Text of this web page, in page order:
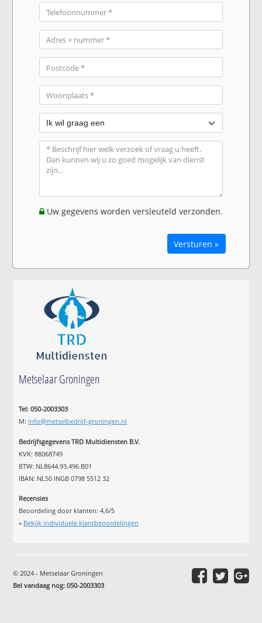
Uw gegevens worden versleuteld verzonden.
Versturen »
Metselaar Groningen
Tel: 050-2003303
M: info@metselbedrijf-groningen.nl
Bedrijfsgegevens TRD Multidiensten B.V.
KVK: 88068749
BTW: NL8644.93.496.B01
IBAN: NL50 INGB 0798 5512 32
Recensies
Beoordeling door klanten:4,6/5
» Bekijk individuele klantbeoordelingen
© 2024 - Metselaar Groningen
Bel vandaag nog: 050-2003303